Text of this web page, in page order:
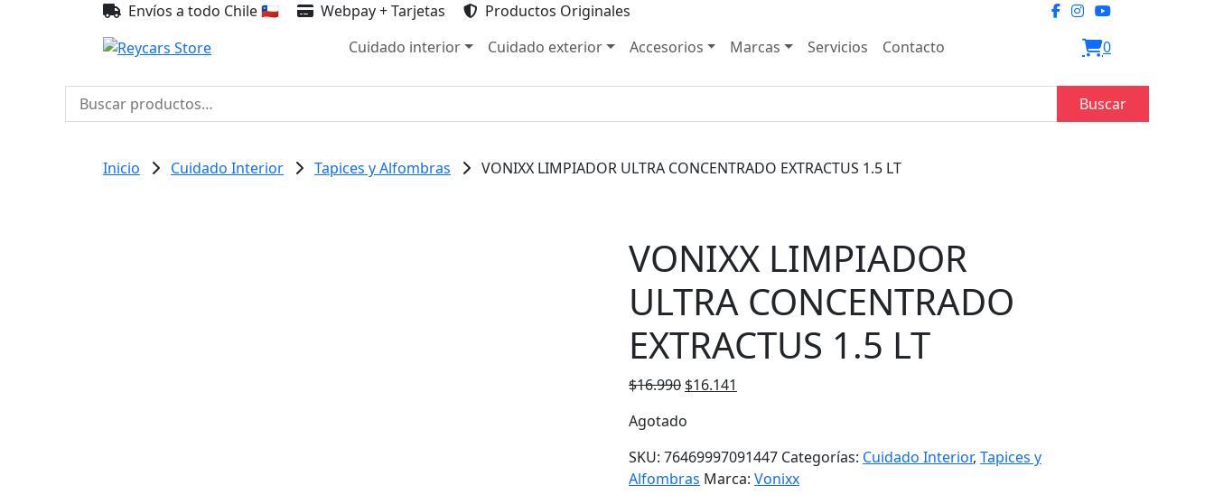
Envíos a todo Chile 🇨🇱 Webpay + Tarjetas
Productos Originales
Cuidado interior
Cuidado exterior Accesorios Marcas Servicios Contacto 0
Buscar
por:
Buscar
Inicio Cuidado Interior Tapices y Alfombras VONIXX LIMPIADOR ULTRA CONCENTRADO EXTRACTUS 1.5 LT
VONIXX LIMPIADOR
ULTRA CONCENTRADO
EXTRACTUS 1.5 LT
$16.990 El
original
era:
$16.990.
$16.141
es:
$16.141.
Agotado
SKU: 76469997091447 Categorías: Cuidado Interior, Tapices y
Alfombras Marca: Vonixx